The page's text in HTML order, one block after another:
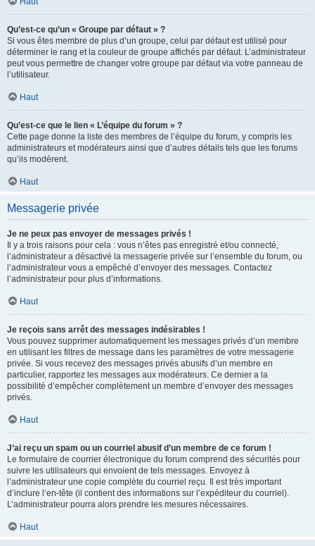
Qu’est-ce qu’un « Groupe par défaut » ?
Si vous êtes membre de plus d’un groupe, celui par défaut est utilisé pour
déterminer le rang et la couleur de groupe affichés par défaut. L’administrateur
peut vous permettre de changer votre groupe par défaut via votre panneau de
l’utilisateur.
Haut
Qu’est-ce que le lien « L’équipe du forum » ?
Cette page donne la liste des membres de l’équipe du forum, y compris les
administrateurs et modérateurs ainsi que d’autres détails tels que les forums
qu’ils modèrent.
Haut
Messagerie privée
Je ne peux pas envoyer de messages privés !
Il y a trois raisons pour cela : vous n’êtes pas enregistré et/ou connecté,
l’administrateur a désactivé la messagerie privée sur l’ensemble du forum, ou
l’administrateur vous a empêché d’envoyer des messages. Contactez
l’administrateur pour plus d’informations.
Haut
Je reçois sans arrêt des messages indésirables !
Vous pouvez supprimer automatiquement les messages privés d’un membre
en utilisant les filtres de message dans les paramètres de votre messagerie
privée. Si vous recevez des messages privés abusifs d’un membre en
particulier, rapportez les messages aux modérateurs. Ce dernier a la
possibilité d’empêcher complètement un membre d’envoyer des messages
privés.
Haut
J’ai reçu un spam ou un courriel abusif d’un membre de ce forum !
Le formulaire de courrier électronique du forum comprend des sécurités pour
suivre les utilisateurs qui envoient de tels messages. Envoyez à
l’administrateur une copie complète du courriel reçu. Il est très important
d’inclure l’en-tête (il contient des informations sur l’expéditeur du courriel).
L’administrateur pourra alors prendre les mesures nécessaires.
Haut